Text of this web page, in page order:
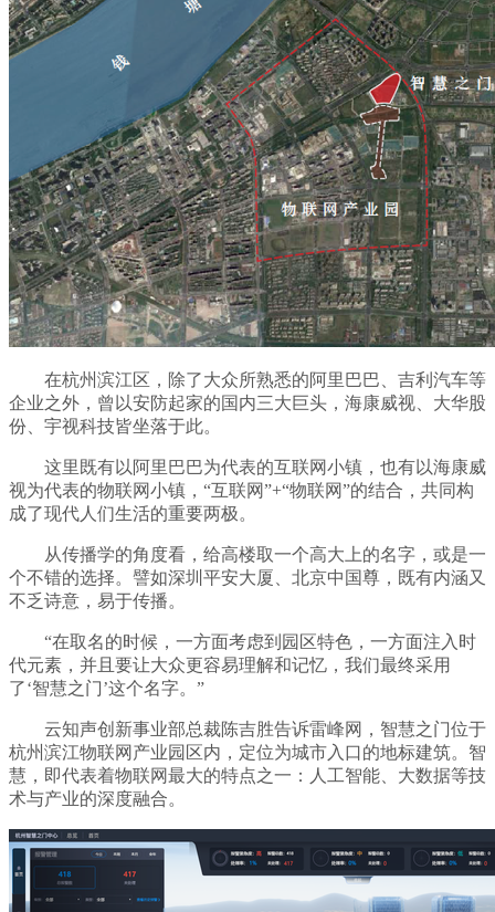
在杭州滨江区，除了大众所熟悉的阿里巴巴、吉利汽车等
企业之外，曾以安防起家的国内三大巨头，海康威视、大华股
份、宇视科技皆坐落于此。
这里既有以阿里巴巴为代表的互联网小镇，也有以海康威
视为代表的物联网小镇，“互联网”+“物联网”的结合，共同构
成了现代人们生活的重要两极。
从传播学的角度看，给高楼取一个高大上的名字，或是一
个不错的选择。譬如深圳平安大厦、北京中国尊，既有内涵又
不乏诗意，易于传播。
“在取名的时候，一方面考虑到园区特色，一方面注入时
代元素，并且要让大众更容易理解和记忆，我们最终采用
了‘智慧之门’这个名字。”
云知声创新事业部总裁陈吉胜告诉雷峰网，智慧之门位于
杭州滨江物联网产业园区内，定位为城市入口的地标建筑。智
慧，即代表着物联网最大的特点之一：人工智能、大数据等技
术与产业的深度融合。